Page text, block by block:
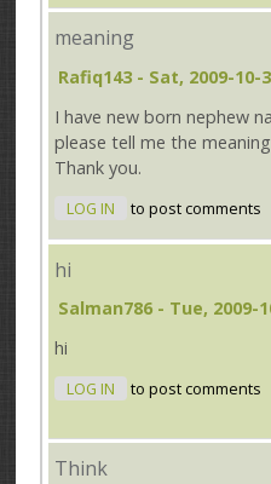
meaning
Rafiq143 - Sat, 2009-10-
I have new born nephew
please tell me the meaning
Thank you.
LOG IN to post comments
hi
Salman786 - Tue, 2009-
hi
LOG IN to post comments
Think